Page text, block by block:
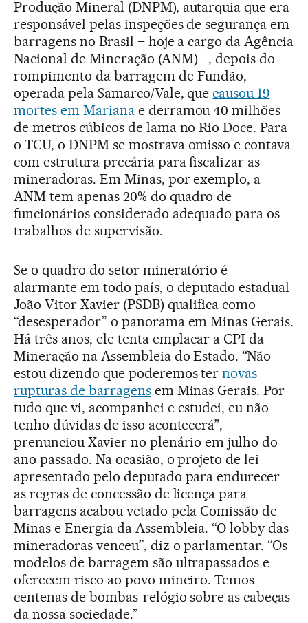
Produção Mineral (DNPM), autarquia que era
responsável pelas inspeções de segurança em
barragens no Brasil – hoje a cargo da Agência
Nacional de Mineração (ANM) –, depois do
rompimento da barragem de Fundão,
operada pela Samarco/Vale, quecausou 19
mortes em Marianae derramou 40 milhões
de metros cúbicos de lama no Rio Doce. Para
o TCU, o DNPM se mostrava omisso e contava
com estrutura precária para fiscalizar as
mineradoras. Em Minas, por exemplo, a
ANM tem apenas 20% do quadro de
funcionários considerado adequado para os
trabalhos de supervisão.
Se o quadro do setor mineratório é
alarmante em todo país, o deputado estadual
João Vitor Xavier (PSDB) qualifica como
“desesperador” o panorama em Minas Gerais.
Há três anos, ele tenta emplacar a CPI da
Mineração na Assembleia do Estado. “Não
estou dizendo que poderemos ternovas
rupturas de barragensem Minas Gerais. Por
tudo que vi, acompanhei e estudei, eu não
tenho dúvidas de isso acontecerá”,
prenunciou Xavier no plenário em julho do
ano passado. Na ocasião, o projeto de lei
apresentado pelo deputado para endurecer
as regras de concessão de licença para
barragens acabou vetado pela Comissão de
Minas e Energia da Assembleia. “O lobby das
mineradoras venceu”, diz o parlamentar. “Os
modelos de barragem são ultrapassados e
oferecem risco ao povo mineiro. Temos
centenas de bombas-relógio sobre as cabeças
da nossa sociedade.”